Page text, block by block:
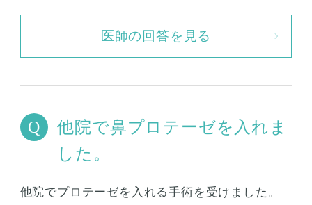
すか？
医師の回答を見る
他院で鼻プロテーゼを入れま
した。
他院でプロテーゼを入れる手術を受けました。